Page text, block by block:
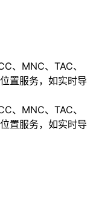
、MNC、TAC、
置服务，如实时导
、MNC、TAC、
置服务，如实时导